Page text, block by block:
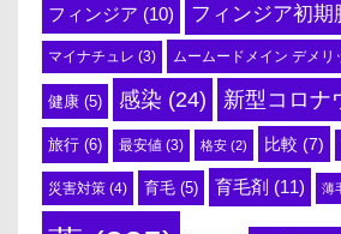
フィンジア (10) フィンジア初期
マイナチュレ (3) ムームードメイン デメリ
健康 (5) 感染 (24) 新型コロナ
旅行 (6) 最安値 (3) 格安 (2) 比較 (7)
災害対策 (4) 育毛 (5) 育毛剤 (11) 薄